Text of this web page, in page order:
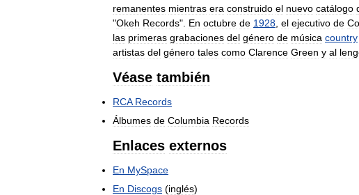
remanentes mientras era construido el nuevo catálogo
"Okeh Records". En octubre de 1928 el ejecutivo de
las primeras grabaciones del género de música country
artistas del género tales como Clarence Green y al
Véase también
RCA Records
Álbumes de Columbia Records
Enlaces externos
En MySpace
En Discogs (inglés)